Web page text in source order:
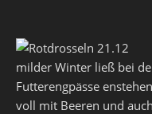
milder Winter ließ bei
Futterengpässe
voll mit Beeren und